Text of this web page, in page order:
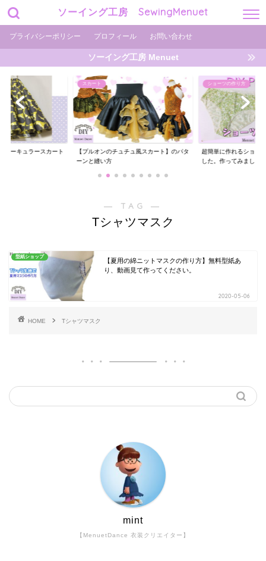
ソーイング工房 SewingMenuet
プライバシーポリシー プロフィール お問い合わせ
ソーイング工房 Menuet
カート
ルオンのチュチュ風スカート】のパタ
ショーツの作り方
超簡単に作れるショーツの型紙を用意しま
ショー
ギャザ
ーツの
― TAG ―
Tシャツマスク
型紙ショップ
【夏用の綿ニットマスクの作り方】無料型紙あ
り、動画見て作ってください。
2020-05-06
HOME Tシャツマスク
【MenuetDance 衣装クリエイター】
mint